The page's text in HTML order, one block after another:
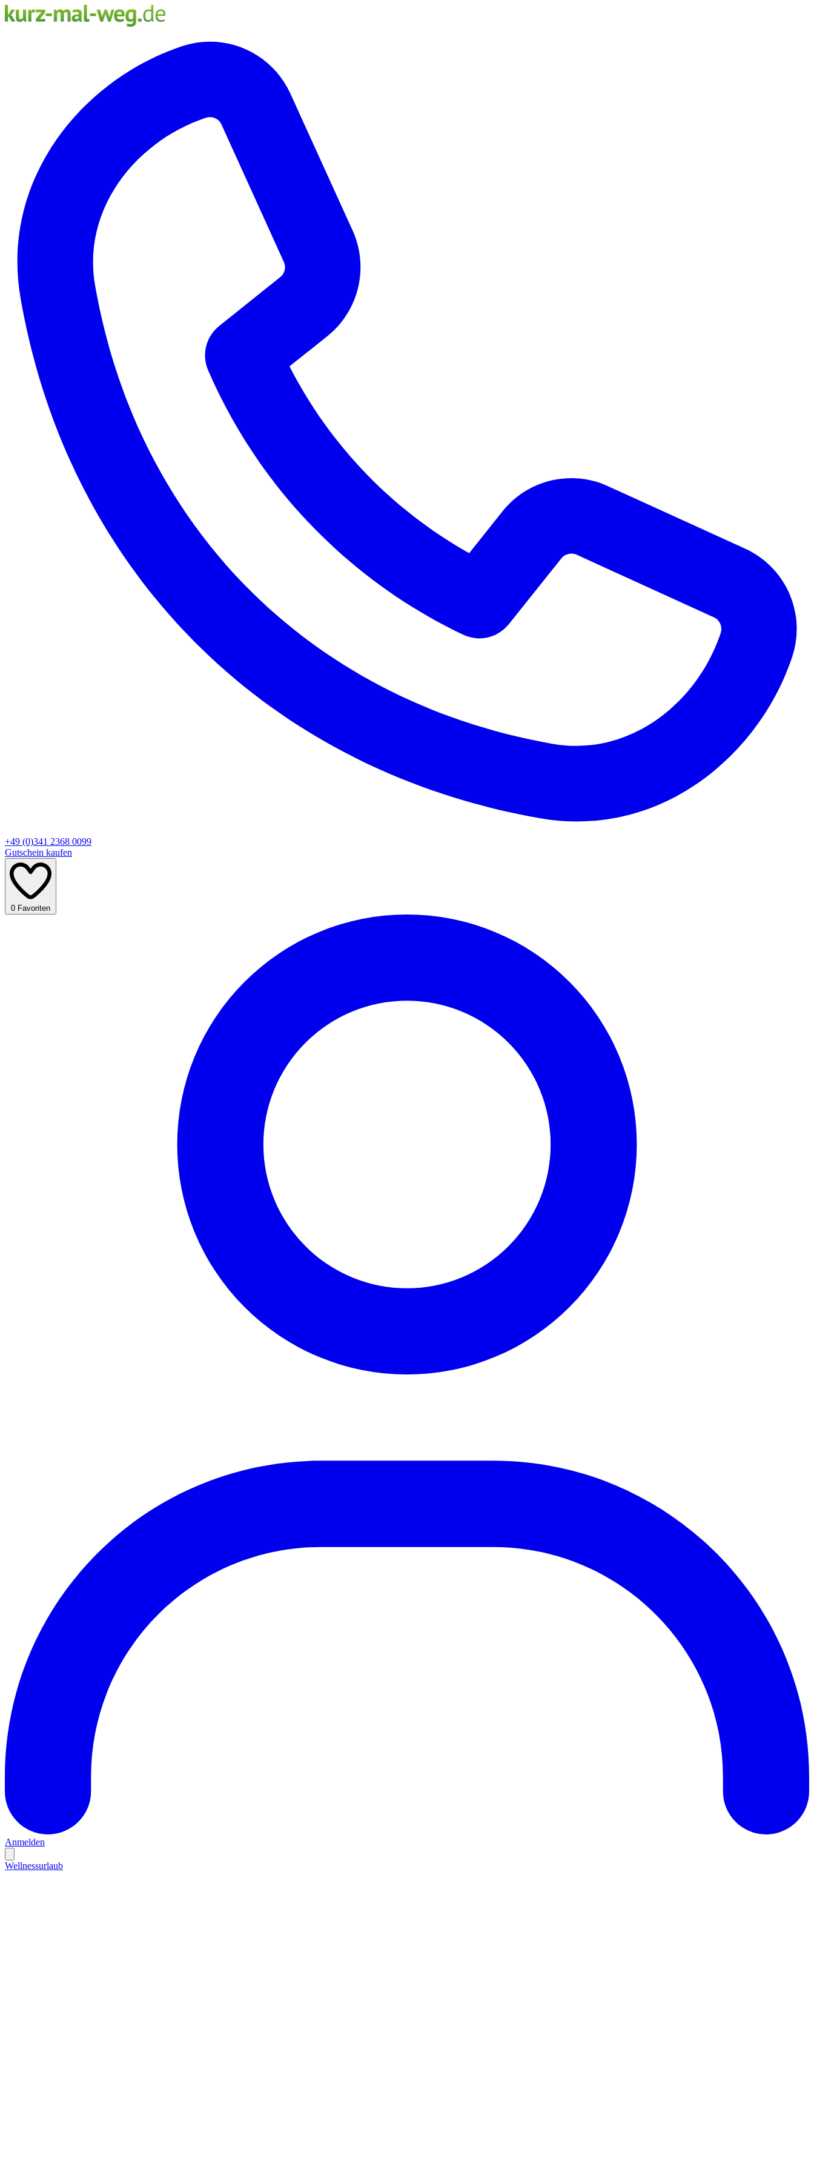
+49 (0)341 2368 0099
Gutschein kaufen
0 Favoriten
Anmelden
Wellnessurlaub